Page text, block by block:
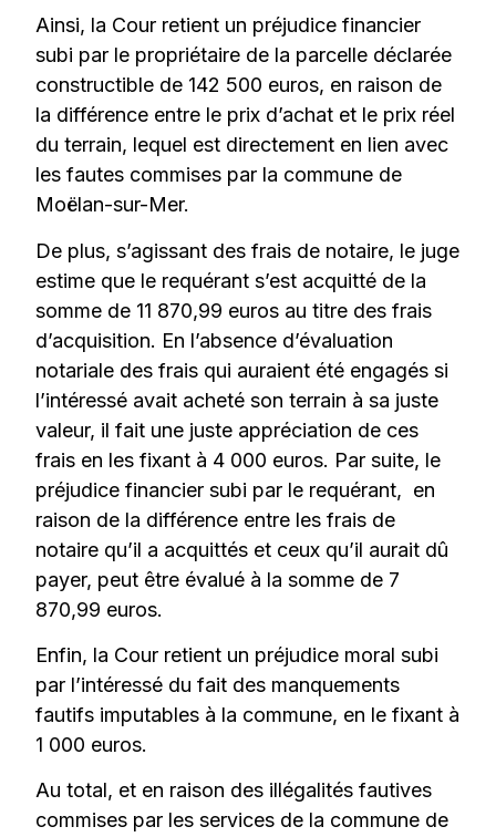
Ainsi, la Cour retient un préjudice financier
subi par le propriétaire de la parcelle déclarée
constructible de 142 500 euros, en raison de
la différence entre le prix d’achat et le prix réel
du terrain, lequel est directement en lien avec
les fautes commises par la commune de
Moëlan-sur-Mer.
De plus, s’agissant des frais de notaire, le juge
estime que le requérant s’est acquitté de la
somme de 11 870,99 euros au titre des frais
d’acquisition. En l’absence d’évaluation
notariale des frais qui auraient été engagés si
l’intéressé avait acheté son terrain à sa juste
valeur, il fait une juste appréciation de ces
frais en les fixant à 4 000 euros. Par suite, le
préjudice financier subi par le requérant, en
raison de la différence entre les frais de
notaire qu’il a acquittés et ceux qu’il aurait dû
payer, peut être évalué à la somme de 7
870,99 euros.
Enfin, la Cour retient un préjudice moral subi
par l’intéressé du fait des manquements
fautifs imputables à la commune, en le fixant à
1 000 euros.
Au total, et en raison des illégalités fautives
commises par les services de la commune de